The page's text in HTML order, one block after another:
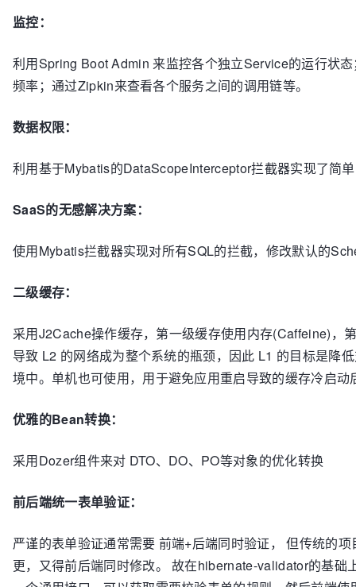
监控：
利用Spring Boot Admin 来监控各个独立Service的运行状
频率；通过Zipkin来查看各个服务之间的调用链等。
数据权限：
利用基于Mybatis的DataScopeInterceptor拦截器实现了简
SaaS的无感解决方案：
使用Mybatis拦截器实现对所有SQL的拦截，修改默认的
二级缓存：
采用J2Cache操作缓存，第一级缓存使用内存(Caffeine)，
导致 L2 的网络成为整个系统的瓶颈，因此 L1 的目标是降
境中。单机也可使用，用于避免应用重启导致的缓存冷启
优雅的Bean转换：
采用Dozer组件来对 DTO、DO、PO等对象的优化转换
前后端统一表单验证：
严谨的表单验证通常需要 前端+后端同时验证， 但传统的
更，又得前后端同时修改。 故在hibernate-validator的基